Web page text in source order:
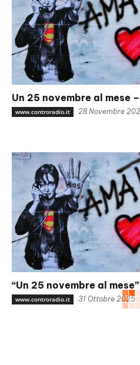
Un 25 novembre al mese
www.controradio.it 28 Novembre
“Un 25 novembre al
www.controradio.it 31 Ottobre 2025